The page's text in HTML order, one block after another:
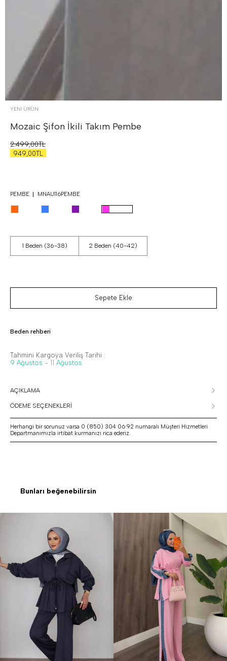
YENİ ÜRÜN
Mozaic Şifon İkili Takım Pembe
2.499,00TL
949,00TL
PEMBE MNAU116PEMBE
1 Beden (36-38) 2 Beden (40-42)
Sepete Ekle
Beden rehberi
Tahmini Kargoya Veriliş Tarihi :
9 Ağustos - 11 Ağustos
AÇIKLAMA
ÖDEME SEÇENEKLERİ
Herhangi bir sorunuz varsa 0 (850) 304 06 92 numaralı Müşteri Hizmetleri
Departmanımızla irtibat kurmanızı rica ederiz.
Bunları beğenebilirsin